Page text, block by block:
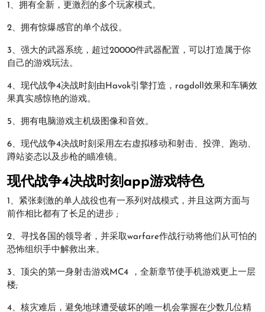
1、拥有全新，更激烈的多个玩家模式。
2、拥有惊爆感官的单个战役。
3、强大的武器系统，超过20000件武器配置，可以打造属于你
自己的游戏玩法。
4、现代战争4决战时刻由Havok引擎打造，ragdoll效果和车辆效
果真实感惊艳的游戏。
5、拥有电脑游戏主机级图像和音效。
6、现代战争4决战时刻采用左右虚拟移动和射击、投弹、跑动、
蹲站姿态以及步枪的瞄准镜。
现代战争4决战时刻app游戏特色
1、紧张刺激的单人战役也有一系列对战模式，并且这两方面与
前作相比都有了长足的进步 ;
2、寻找各国的领导者，并采取warfare作战行动将他们从可怕的
恐怖组织手中解救出来。
3、顶尖的第一身射击游戏MC4 ，全新章节使手机游戏更上一层
楼;
4、核灾难后，避免地球遭受破坏的唯一机会掌握在少数几位精